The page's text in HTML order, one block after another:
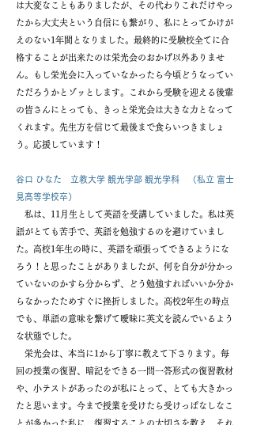
は大変なこともありましたが、その代わりこれだけやっ
たから大丈夫という自信にも繋がり、私にとってかけが
えのない1年間となりました。最終的に受験校全てに合
格することが出来たのは栄光会のおかげ以外ありませ
ん。もし栄光会に入っていなかったら今頃どうなってい
ただろうかとゾッとします。これから受験を迎える後輩
の皆さんにとっても、きっと栄光会は大きな力となって
くれます。先生方を信じて最後まで食らいつきましょ
う。応援しています！
谷口 ひなた 立教大学 観光学部 観光学科 （私立 富士
見高等学校卒）
私は、11月生として英語を受講していました。私は英
語がとても苦手で、英語を勉強するのを避けていまし
た。高校1年生の時に、英語を頑張ってできるようにな
ろう！と思ったことがありましたが、何を自分が分かっ
ていないのかすら分からず、どう勉強すればいいか分か
らなかったためすぐに挫折しました。高校2年生の時点
でも、単語の意味を繋げて曖昧に英文を読んでいるよう
な状態でした。
栄光会は、本当に1から丁寧に教えて下さります。毎
回の授業の復習、暗記をできる一問一答形式の復習教材
や、小テストがあったのが私にとって、とても大きかっ
たと思います。今まで授業を受けたら受けっぱなしなこ
とが多かった私に、復習することの大切さを教え、それ